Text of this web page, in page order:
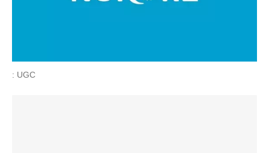
: UGC